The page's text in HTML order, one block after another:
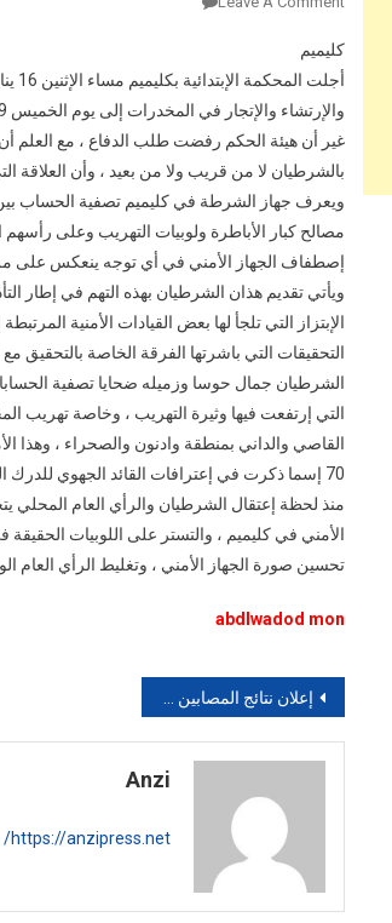
ضحيتان
لتصفية
الحسابات
كليميم
غير أن هيئة الحكم رفضت طلب الدفاع ، مع العلم أن
بالشرطيان لا من قريب ولا من بعيد ، وأن العلاقة
ويعرف جهاز الشرطة في كليميم تصفية الحساب بين
مصالح كبار الأباطرة ولوبيات التهريب وعلى
إصطفاف الجهاز الأمني في أي توجه ينعكس على
ويأتي تقديم هذان الشرطيان بهذه التهم في إطار
الإبتزاز التي تلجأ لها بعض القيادات الأمنية
التحقيقات التي باشرتها الفرقة الخاصة بالتحقيق
الشرطيان جمال حوسا وزميله ضحايا تصفية
التي إرتفعت فيها وثيرة التهريب ، وخاصة تهريب
القاصي والداني بمنطقة وادنون والصحراء ، وهذا
70 إسما ذكرت في إعترافات القائد الجهوي للدرك الملكي بكليميم ؟ ولماذا محاكمة جمال وزميله بهذه التهم المفبركة ؟
منذ لحظة إعتقال الشرطيان والرأي العام المحلي
الأمني في كليميم ، والتستر على اللوبيات
تحسين صورة الجهاز الأمني ، وتغليط الرأي العام
abdlwadod mon
تصفّح
المقالات
إعلان نتائج المصابين بروماتيزم القلب نهاية 2017
Anzi
https://anzipress.net/